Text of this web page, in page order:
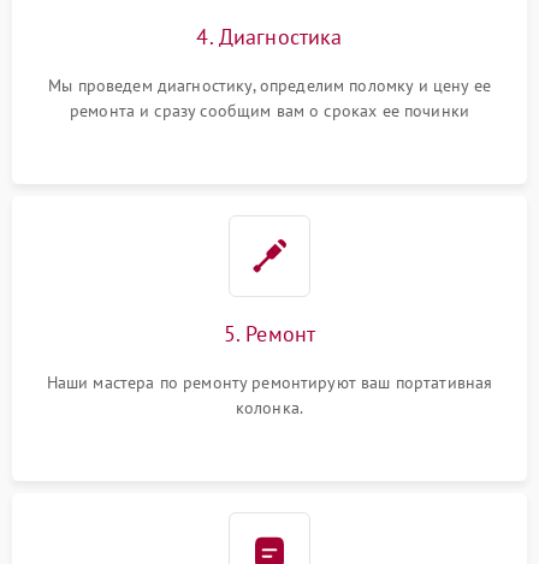
4. Диагностика
Мы проведем диагностику, определим поломку и цену ее
ремонта и сразу сообщим вам о сроках ее починки
5. Ремонт
Наши мастера по ремонту ремонтируют ваш портативная
колонка.